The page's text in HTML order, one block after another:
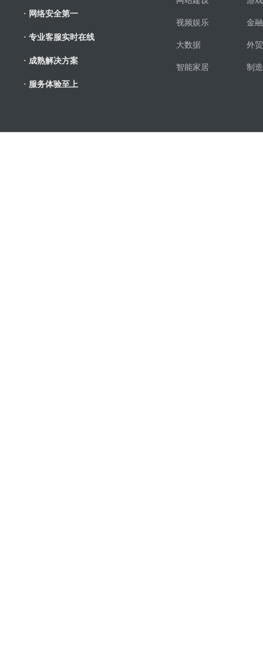
· 网络安全第一
· 专业客服实时在线
· 成熟解决方案
· 服务体验至上
视频娱乐 金
大数据 外
智能家居 制